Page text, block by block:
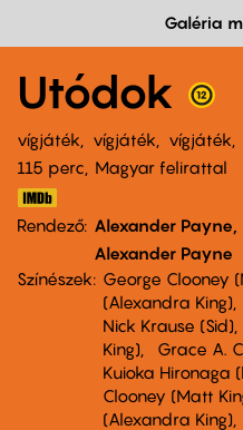
Galéria
Utódok
vígjáték vígjáték vígjáték
115 perc,
Magyar felirattal
Rendező Alexander Payne
Alexander Payne
Színészek
George Clooney
(Alexandra King)
Nick Krause (Sid)
King)
Grace A.
Kuioka Hironaga
Clooney (Matt
(Alexandra King)